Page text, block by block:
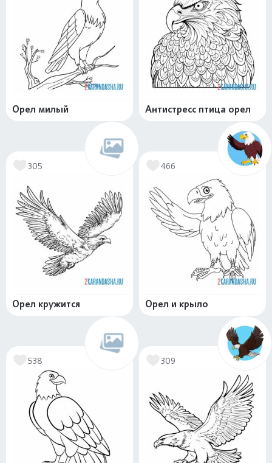
Орел милый Антистресс птица орел
305
Орел кружится
466
Орел и крыло
538 309